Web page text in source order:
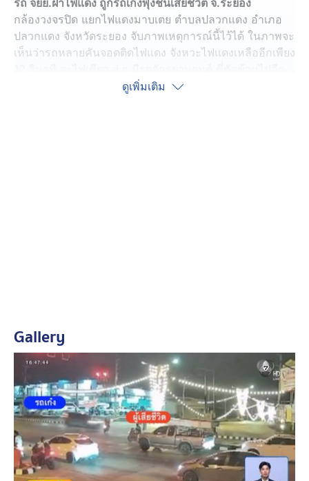
กล้องวงจรปิด แยกไฟแดงมาบเตย ตำบลปลวกแดง อำเภอ
ปลวกแดง จังหวัดระยอง จับภาพเหตุการณ์นี้ไว้ได้ ในภาพจะ
เห็นว่ารถหลายคันจอดติดไฟแดง จังหวะไฟแดงเหลืออีกเพียง
ฝังโดยที่ไม่ได้ดูรถทางตรง อีกฝั่งเป็นไฟเขียว รถเก๋งขับมา
เก๋งอีกคันบังเอาไว้ รถเก๋งหยุด แต่รถจักรยานยนต์ไม่หยุด พุ่ง
ชนอย่างแรงจนทำให้ทั้งคนขี่และซ้อนตกจากรถบาดเจ็บทั้งคู่
กู้ภัยไปช่วยเหลือคนเจ็บ คนขี่อายุ 25 ปี ส่วนคนซ้อน อายุ
18 ปี ส่วนคนขับรถเก๋ง เป็นหญิง อายุ 23 ปี รอพบตำรวจใน
ที่เกิดเหตุ โดยเหตุนี้เกิดขึ้นริมถนนจรัญยานนท์ ตำบลบางวัว
อำเภอบางปะกง จังหวัดฉะเชิงเทรา
ดูเพิ่มเติม
Gallery